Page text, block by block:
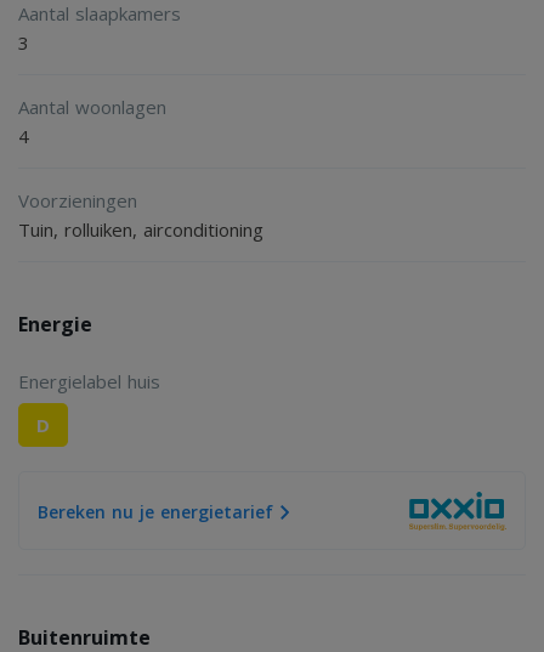
Aantal slaapkamers
3
Aantal woonlagen
4
Voorzieningen
Tuin, rolluiken, airconditioning
Energie
Energielabel huis
D
Bereken nu je energietarief
Buitenruimte